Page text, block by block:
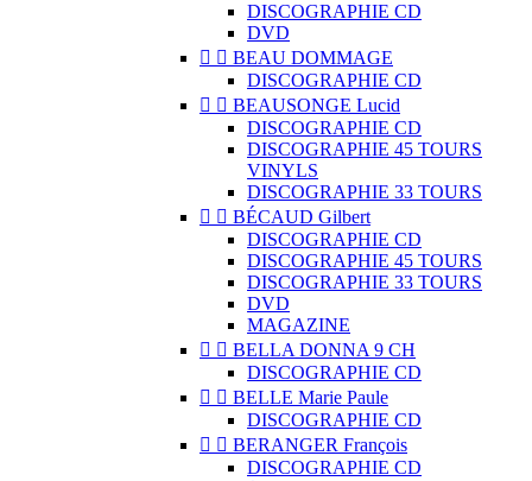
DISCOGRAPHIE CD
DVD
  BEAU DOMMAGE
DISCOGRAPHIE CD
  BEAUSONGE Lucid
DISCOGRAPHIE CD
DISCOGRAPHIE 45 TOURS
VINYLS
DISCOGRAPHIE 33 TOURS
  BÉCAUD Gilbert
DISCOGRAPHIE CD
DISCOGRAPHIE 45 TOURS
DISCOGRAPHIE 33 TOURS
DVD
MAGAZINE
  BELLA DONNA 9 CH
DISCOGRAPHIE CD
  BELLE Marie Paule
DISCOGRAPHIE CD
  BERANGER François
DISCOGRAPHIE CD